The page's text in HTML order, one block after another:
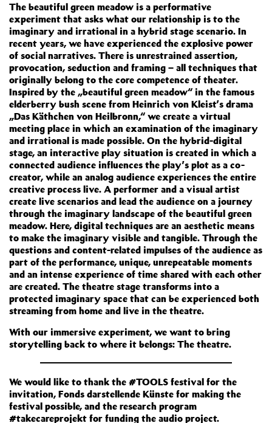
The beautiful green meadow is a performative
experiment that asks what our relationship is to the
imaginary and irrational in a hybrid stage scenario. In
recent years, we have experienced the explosive power
of social narratives. There is unrestrained assertion,
provocation, seduction and framing – all techniques that
originally belong to the core competence of theater.
Inspired by the „beautiful green meadow“ in the famous
elderberry bush scene from Heinrich von Kleist’s drama
„Das Käthchen von Heilbronn,“ we create a virtual
meeting place in which an examination of the imaginary
and irrational is made possible. On the hybrid-digital
stage, an interactive play situation is created in which a
connected audience influences the play’s plot as a co-
creator, while an analog audience experiences the entire
creative process live. A performer and a visual artist
create live scenarios and lead the audience on a journey
through the imaginary landscape of the beautiful green
meadow. Here, digital techniques are an aesthetic means
to make the imaginary visible and tangible. Through the
questions and content-related impulses of the audience as
part of the performance, unique, unrepeatable moments
and an intense experience of time shared with each other
are created. The theatre stage transforms into a
protected imaginary space that can be experienced both
streaming from home and live in the theatre.
With our immersive experiment, we want to bring
storytelling back to where it belongs: The theatre.
We would like to thank the #TOOLS festival for the
invitation, Fonds darstellende Künste for making the
festival possible, and the research program
#takecareprojekt for funding the audio project.